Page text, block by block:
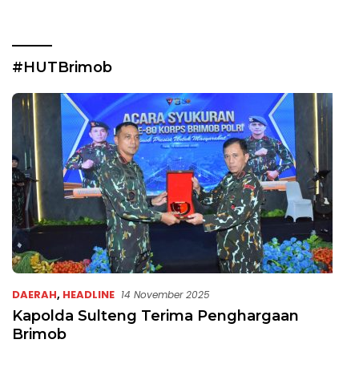
#HUTBrimob
DAERAH, HEADLINE 14 November 2025
Kapolda Sulteng Terima Penghargaan
Brimob